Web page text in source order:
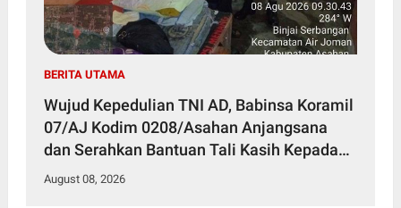
BERITA UTAMA
Wujud Kepedulian TNI AD, Babinsa Koramil
07/AJ Kodim 0208/Asahan Anjangsana
dan Serahkan Bantuan Tali Kasih Kepada
Lansia Usia 97 Tahun
August 08, 2026